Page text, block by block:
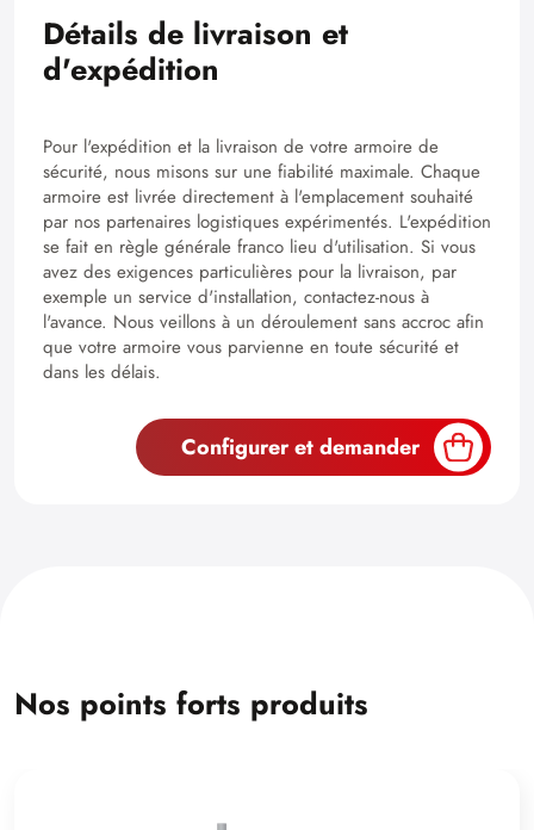
Détails de livraison et
d'expédition
Pour l'expédition et la livraison de votre armoire de
sécurité, nous misons sur une fiabilité maximale. Chaque
armoire est livrée directement à l'emplacement souhaité
par nos partenaires logistiques expérimentés. L'expédition
se fait en règle générale franco lieu d'utilisation. Si vous
avez des exigences particulières pour la livraison, par
exemple un service d'installation, contactez-nous à
l'avance. Nous veillons à un déroulement sans accroc afin
que votre armoire vous parvienne en toute sécurité et
dans les délais.
Configurer et demander
Nos points forts produits